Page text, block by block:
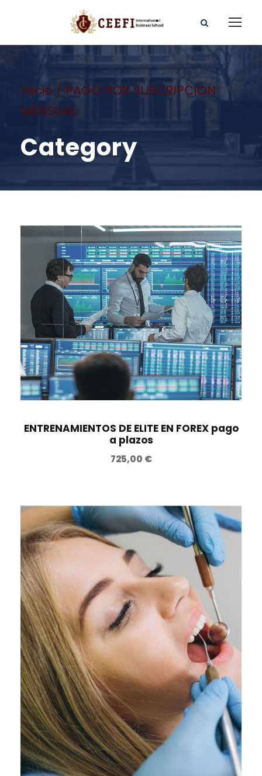
Inicio / PAGO POR SUSCRIPCION
MENSUAL
Category
ENTRENAMIENTOS DE ELITE EN FOREX pago
a plazos
725,00 €